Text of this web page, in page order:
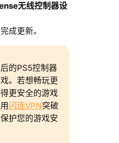
无线控制器设
成更新。
的PS5控制器
。若想畅玩更
更安全的游戏
闪连VPN突破
护您的游戏安